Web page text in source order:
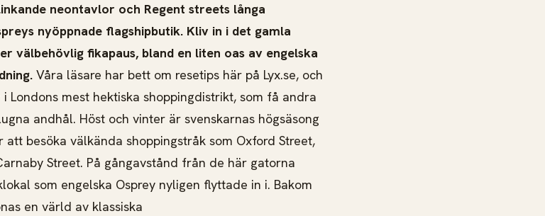
neontavlor och Regent streets långa
nyöppnade flagshipbutik. Kliv in i det gamla
välbehövlig fikapaus, bland en liten oas av engelska
Våra läsare har bett om resetips här på Lyx.se, och
Londons mest hektiska shoppingdistrikt, som få andra
andhål. Höst och vinter är svenskarnas högsäsong
att besöka välkända shoppingstråk som Oxford Street,
Street. På gångavstånd från de här gatorna
som engelska Osprey nyligen flyttade in i. Bakom
en värld av klassiska